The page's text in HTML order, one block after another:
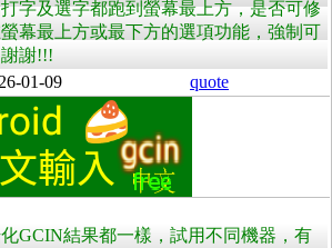
字及選字都跑到螢幕最上方，是否可修
幕最上方或最下方的選項功能，強制可
謝!!!
01-09 quote
GCIN結果都一樣，試用不同機器，有